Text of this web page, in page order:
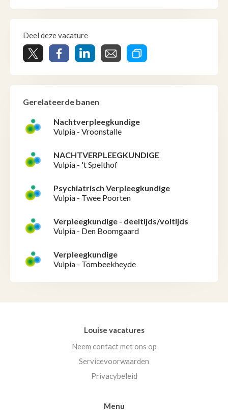
Deel deze vacature
Gerelateerde banen
Nachtverpleegkundige
Vulpia - Vroonstalle
NACHTVERPLEEGKUNDIGE
Vulpia - 't Spelthof
Psychiatrisch Verpleegkundige
Vulpia - Twee Poorten
Verpleegkundige - deeltijds/voltijds
Vulpia - Den Boomgaard
Verpleegkundige
Vulpia - Tombeekheyde
Louise vacatures
Neem contact met ons op
Servicevoorwaarden
Privacybeleid
Menu